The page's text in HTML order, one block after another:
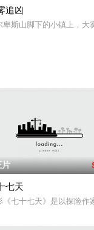
是一个品学兼优的好学
追凶
卑斯山脚下的小镇上，大
伤后应激障碍，故事
七天
《七十七天》是以探险作